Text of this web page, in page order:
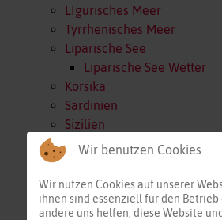
LIgurisches Meer
Tyrrhenisches Meer
Liparische See
Liparische See Wetter
Korsika
Sardinien
Sizilien
Alboran
Nördl. Tunesien
Östl. Tunesien
Wir benutzen Cookies
Wir nutzen Cookies auf unserer
ihnen sind essenziell für den Betrieb
andere uns helfen, diese Website